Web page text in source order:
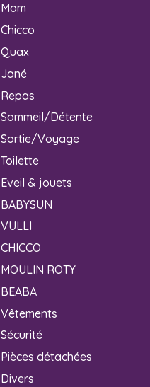
Mam
Chicco
Quax
Jané
Repas
Sommeil/Détente
Sortie/Voyage
Toilette
Eveil & jouets
BABYSUN
VULLI
CHICCO
MOULIN ROTY
BEABA
Vêtements
Sécurité
Pièces détachées
Divers